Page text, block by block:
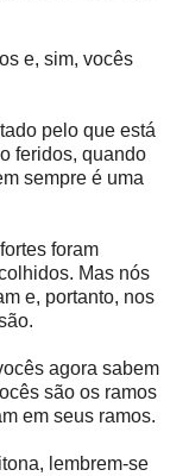
e, sim, vocês
pelo que está
feridos, quando
sempre é uma
foram
Mas nós
e, portanto, nos
agora sabem
são os ramos
em seus ramos.
lembrem-se